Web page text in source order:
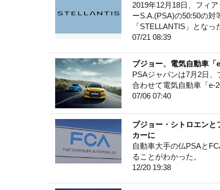
2019年12月18日、フィ
ーS.A.(PSA)の50:50の
「STELLANTIS」となっ
07/21 08:39
プジョー、電気自動車
PSAジャパンは7月2日、
合わせて電気自動車「e-
07/06 07:40
プジョー・シトロエン
カーに
自動車大手の仏PSAと
ることがわかった。
12/20 19:38